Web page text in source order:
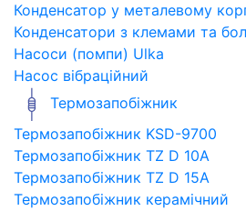
Конденсатор у металевому
Конденсатори з клемами та
Насоси (помпи) Ulka
Насос вібраційний
Термозапобіжник
Термозапобіжник KSD-9700
Термозапобіжник TZ D 10A
Термозапобіжник TZ D 15A
Термозапобіжник керамічний